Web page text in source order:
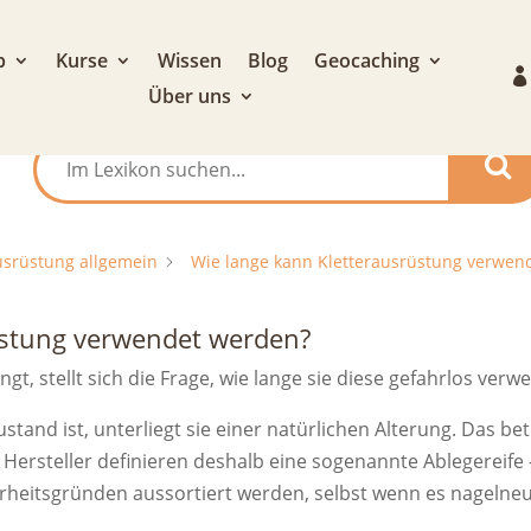
Kurse Wissen Blog
Geocaching
Über uns

allgemein Wie lange kann Kletterausrüstung
verwendet werden?
stellt sich die Frage, wie lange sie diese gefahrlos
ist, unterliegt sie einer natürlichen Alterung. Das
definieren deshalb eine sogenannte Ablegereife
aussortiert werden, selbst wenn es